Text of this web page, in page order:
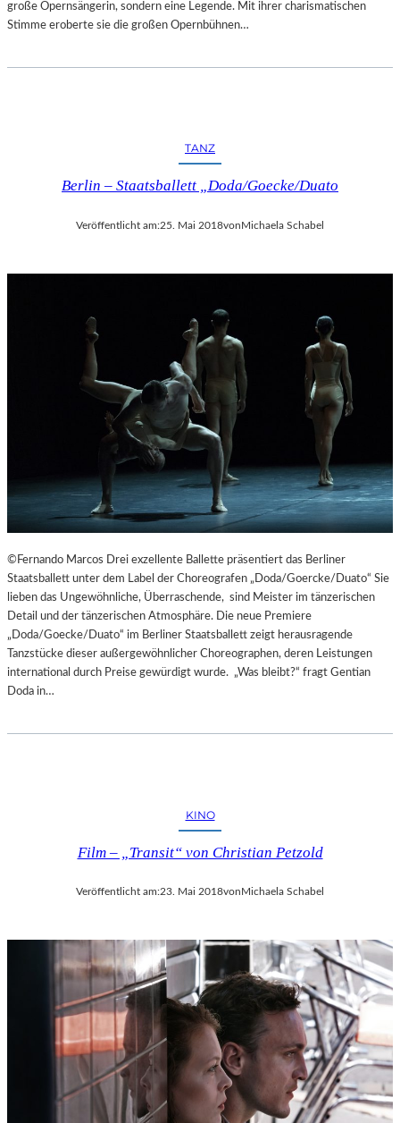
große Opernsängerin, sondern eine Legende. Mit ihrer charismatischen
Stimme eroberte sie die großen Opernbühnen…
TANZ
Berlin – Staatsballett „Doda/Goecke/Duato
Veröffentlicht am:25. Mai 2018vonMichaela Schabel
©Fernando Marcos Drei exzellente Ballette präsentiert das Berliner
Staatsballett unter dem Label der Choreografen „Doda/Goercke/Duato“ Sie
lieben das Ungewöhnliche, Überraschende, sind Meister im tänzerischen
Detail und der tänzerischen Atmosphäre. Die neue Premiere
„Doda/Goecke/Duato“ im Berliner Staatsballett zeigt herausragende
Tanzstücke dieser außergewöhnlicher Choreographen, deren Leistungen
international durch Preise gewürdigt wurde. „Was bleibt?“ fragt Gentian
Doda in…
KINO
Film – „Transit“ von Christian Petzold
Veröffentlicht am:23. Mai 2018von Michaela Schabel